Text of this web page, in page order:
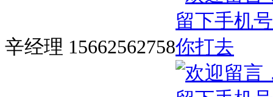
辛经理 15662562758